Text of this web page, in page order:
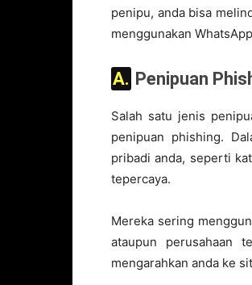
penipu, anda bisa
menggunakan
A. Penipuan
Salah satu jenis
penipuan phishing.
pribadi anda, seperti
tepercaya.
Mereka sering
ataupun perusahaan
mengarahkan anda ke